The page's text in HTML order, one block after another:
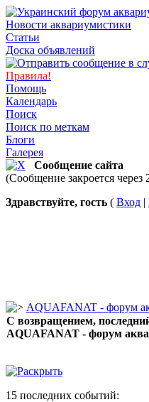
Новости аквариумистики
Статьи
Доска объявлений
Правила!
Помощь
Календарь
Поиск
Поиск по меткам
Блоги
Галерея
Сообщение сайта
(Сообщение закроется через
Здравствуйте, гость ( Вход |
AQUAFANAT - форум
С возвращением,
AQUAFANAT - форум
15 последних событий: